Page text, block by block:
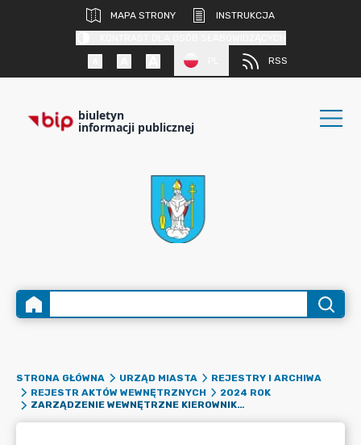
MAPA STRONY
INSTRUKCJA
RSS
biuletyn
informacji publicznej
STRONA GŁÓWNA URZĄD MIASTA
REJESTRY I ARCHIWA
REJESTR AKTÓW WEWNĘTRZNYCH
2024 ROK
ZARZĄDZENIE WEWNĘTRZNE KIEROWNIKA URZĘDU NR 48 Z DNIA 15 PAŹDZIERNIKA 2024 R. W SPRAWIE PRZEPROWADZENIA INWENTARYZACJI KASY I DRUKÓW ŚCISŁEGO ZARACHOWANIA ORAZ POWOŁANIA ZESPOŁU SPISOWEGO CELEM PRZEPROWADZENIA TEJ INWENTARYZACJI